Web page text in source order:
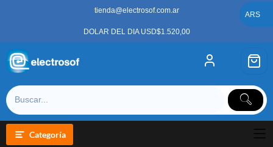
tienda@electrosof.com.ar
DOLAR DEL DIA USD$1.520,00
Categoría
ARS